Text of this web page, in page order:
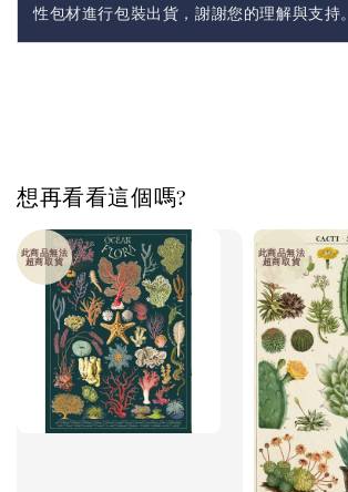
性包材進行包裝出貨，謝謝您的理解與支持。
想再看看這個嗎?
此商品無法
超商取貨
此商品無法
超商取貨